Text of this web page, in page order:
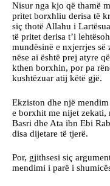
Nisur nga kjo që thamë
pritet borxhliu derisa të
siç thotë Allahu i
të pritet derisa t’i
mundësinë e nxjerrjes
nëse ai është prej atyre
kthen borxhin, por pa
kushtëzuar atij këtë gjë.
Ekziston dhe një
e borxhit me nijet zekati,
Basri dhe Ata ibn Ebi
disa dijetare të tjerë.
Por, gjithsesi siç
mendimi i parë i